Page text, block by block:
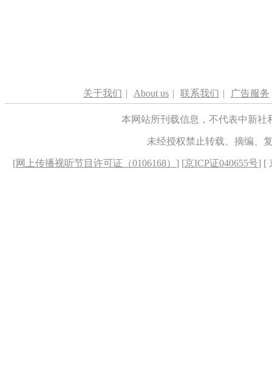
关于我们 | About us | 联系我们 | 广告服务
本网站所刊载信息，不代表中新
未经授权禁止转载、摘编、
[网上传播视听节目许可证（0106168） ] [京ICP证040655号] [